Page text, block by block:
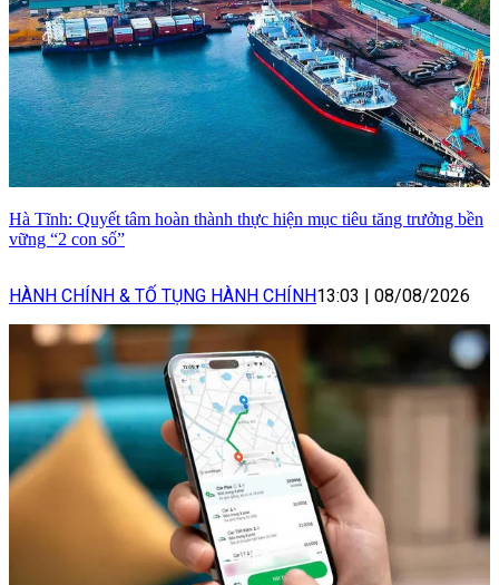
Hà Tĩnh: Quyết tâm hoàn thành thực hiện mục tiêu tăng trưởng bền
vững “2 con số”
HÀNH CHÍNH & TỐ TỤNG HÀNH CHÍNH13:03 | 08/08/2026